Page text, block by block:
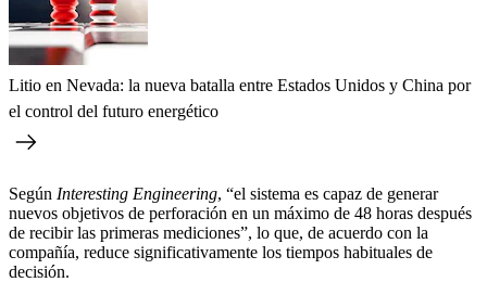
Litio en Nevada: la nueva batalla entre Estados Unidos y China por
el control del futuro energético
Según Interesting Engineering, “el sistema es capaz de generar
nuevos objetivos de perforación en un máximo de 48 horas después
de recibir las primeras mediciones”, lo que, de acuerdo con la
compañía, reduce significativamente los tiempos habituales de
decisión.